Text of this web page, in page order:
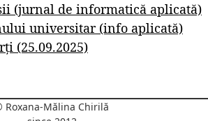
(jurnal de informatică aplicată)
universitar (info aplicată)
(25.09.2025)
Roxana-Mălina Chirilă